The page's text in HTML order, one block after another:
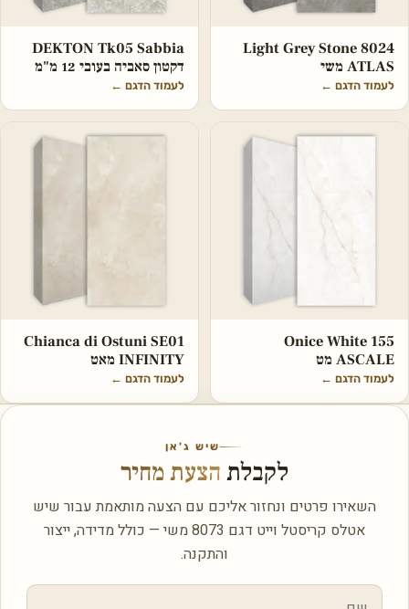
Light Grey Stone 8024
ATLAS משי
לעמוד הדגם ←
DEKTON Tk05 Sabbia
דקטון סאביה בעובי 12 מ"מ
לעמוד הדגם ←
Onice White 155
ASCALE מט
לעמוד הדגם ←
Chianca di Ostuni SE01
INFINITY מאט
לעמוד הדגם ←
שיש ג'אן
לקבלת הצעת מחיר
השאירו פרטים ונחזור אליכם עם הצעה מותאמת עבור שיש
אטלס קריסטל וייט דגם 8073 משי — כולל מדידה, ייצור
והתקנה.